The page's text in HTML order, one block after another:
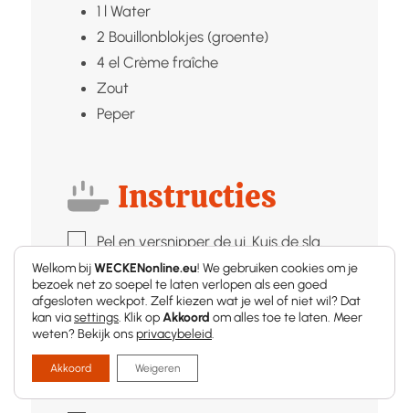
1 l Water
2 Bouillonblokjes (groente)
4 el Crème fraîche
Zout
Peper
Instructies
▢Pel en versnipper de ui. Kuis de sla.
Schil en snijd de aardappel in kleine
stukken.
▢Bak de ui in wat boter glazig.
▢ Voeg de sla toe en laat dit even
meebakken tot de sla plat is.
Welkom bijWECKENonline.eu! We gebruiken cookies om je
bezoek net zo soepel te laten verlopen als een goed
afgesloten weckpot. Zelf kiezen wat je wel of niet wil? Dat
kan viasettings. Klik opAkkoord om alles toe te laten. Meer
weten? Bekijk onsprivacybeleid.
Akkoord Weigeren